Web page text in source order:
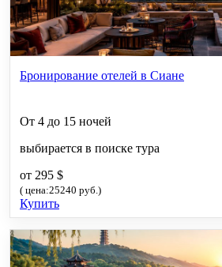
Бронирование отелей в Сиане
От 4 до 15 ночей
выбирается в поиске тура
от 295 $
( цена:25240 руб.)
Купить